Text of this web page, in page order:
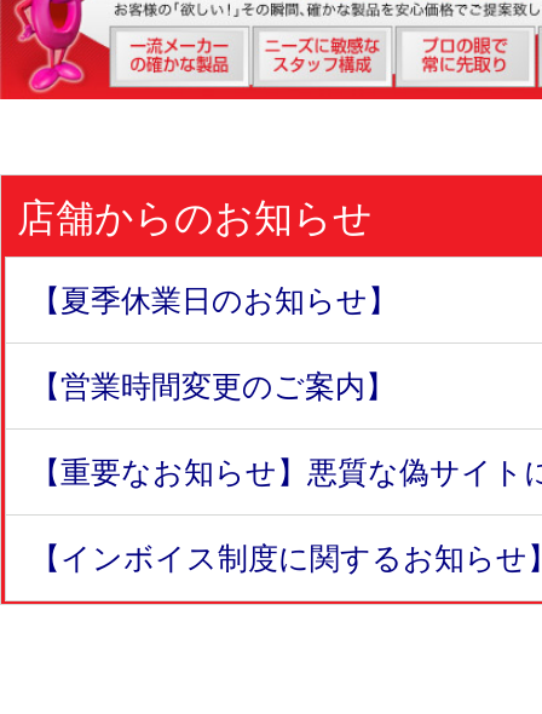
店舗からのお知らせ
【夏季休業日のお知らせ】
【営業時間変更のご案内】
【重要なお知らせ】悪質な偽サイト
【インボイス制度に関するお知らせ